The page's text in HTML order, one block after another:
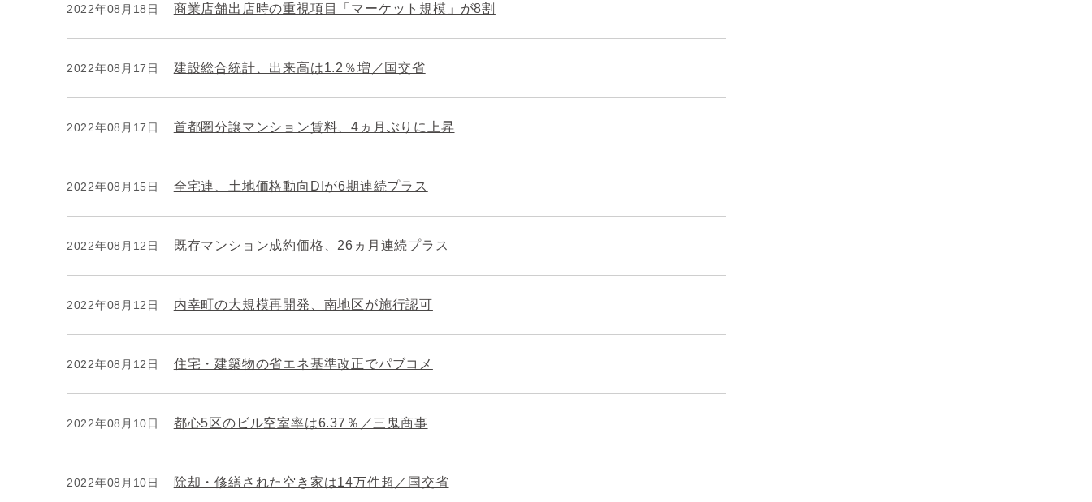
2022年08月18日 商業店舗出店時の重視項目「マーケット規模」が8割
2022年08月17日 建設総合統計、出来高は1.2％増／国交省
2022年08月17日 首都圏分譲マンション賃料、4ヵ月ぶりに上昇
2022年08月15日 全宅連、土地価格動向DIが6期連続プラス
2022年08月12日 既存マンション成約価格、26ヵ月連続プラス
2022年08月12日 内幸町の大規模再開発、南地区が施行認可
2022年08月12日 住宅・建築物の省エネ基準改正でパブコメ
2022年08月10日 都心5区のビル空室率は6.37％／三鬼商事
2022年08月10日 除却・修繕された空き家は14万件超／国交省